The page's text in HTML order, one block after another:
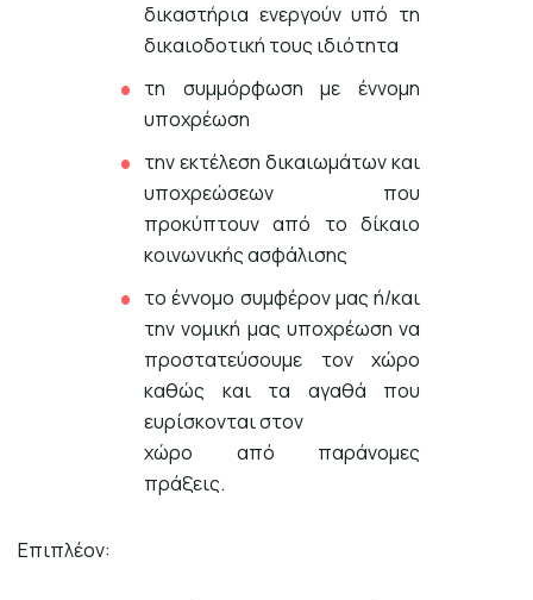
δικαστήρια ενεργούν υπό τη
δικαιοδοτική τους ιδιότητα
τη συμμόρφωση με έννομη
υποχρέωση
την εκτέλεση δικαιωμάτων και
υποχρεώσεων που
προκύπτουν από το δίκαιο
κοινωνικής ασφάλισης
το έννοµο συµφέρον μας ή/και
την νοµική μας υποχρέωση να
προστατεύσουμε τον χώρο
καθώς και τα αγαθά που
ευρίσκονται στον
χώρο από παράνοµες
πράξεις.
Επιπλέον: